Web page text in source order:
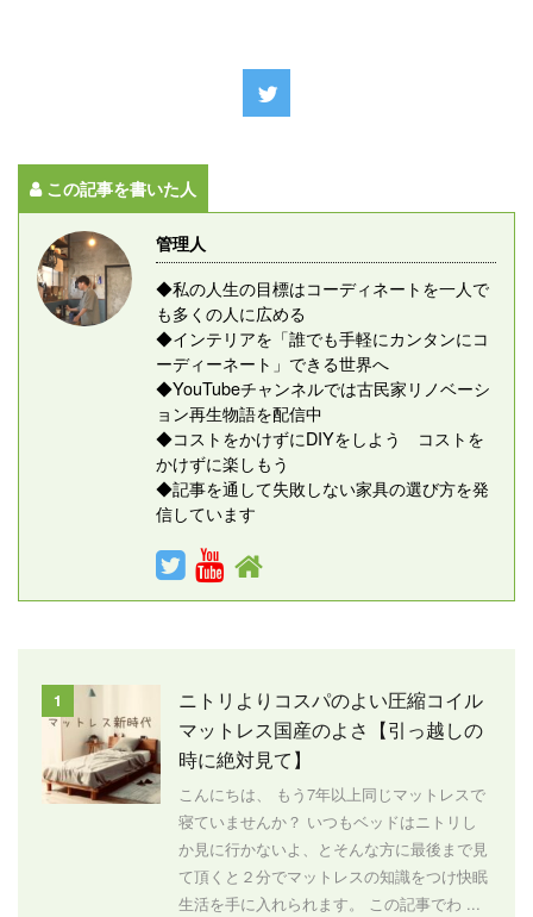
この記事を書いた人
管理人
◆私の人生の目標はコーディネートを一人で
も多くの人に広める
◆インテリアを「誰でも手軽にカンタンにコ
ーディーネート」できる世界へ
◆YouTubeチャンネルでは古民家リノベーシ
ョン再生物語を配信中
◆コストをかけずにDIYをしよう コストを
かけずに楽しもう
◆記事を通して失敗しない家具の選び方を発
信しています
1
ニトリよりコスパのよい圧縮コイル
マットレス国産のよさ【引っ越しの
時に絶対見て】
こんにちは、 もう7年以上同じマットレスで
寝ていませんか？ いつもベッドはニトリし
か見に行かないよ、とそんな方に最後まで見
て頂くと２分でマットレスの知識をつけ快眠
生活を手に入れられます。 この記事でわ ...